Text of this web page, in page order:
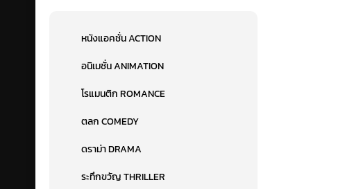
หนังแอคชั่น ACTION
อนิเมชั่น ANIMATION
โรแมนติก ROMANCE
ตลก COMEDY
ดราม่า DRAMA
ระทึกขวัญ THRILLER